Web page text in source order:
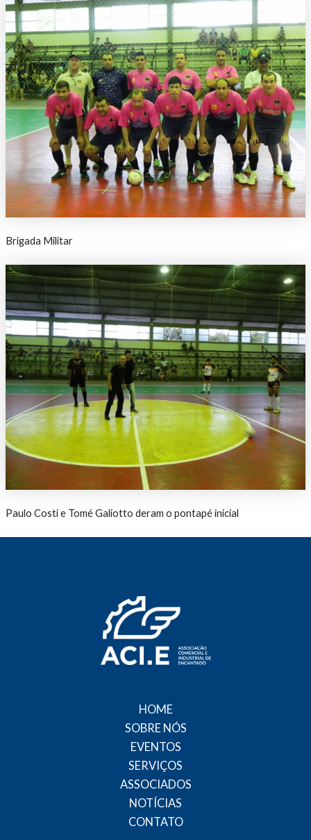
Brigada Militar
Paulo Costi e Tomé Galiotto deram o pontapé inicial
HOME
SOBRE NÓS
EVENTOS
SERVIÇOS
ASSOCIADOS
NOTÍCIAS
CONTATO